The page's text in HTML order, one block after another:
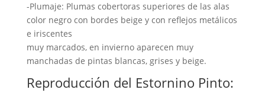
-Plumaje: Plumas cobertoras superiores de las alas
color negro con bordes beige y con reflejos metálicos
e iriscentes
muy marcados, en invierno aparecen muy
manchadas de pintas blancas, grises y beige.
Reproducción del Estornino Pinto: